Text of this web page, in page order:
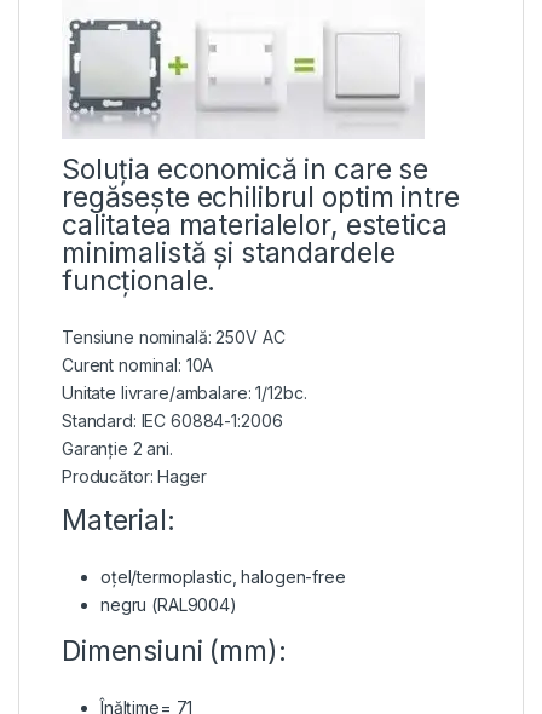
Soluția economică in care se
regăsește echilibrul optim intre
calitatea materialelor, estetica
minimalistă și standardele
funcționale.
Tensiune nominală: 250V AC
Curent nominal: 10A
Unitate livrare/ambalare: 1/12bc.
Standard: IEC 60884-1:2006
Garanție 2 ani.
Producător: Hager
Material:
oțel/termoplastic, halogen-free
negru (RAL9004)
Dimensiuni (mm):
Înălțime= 71